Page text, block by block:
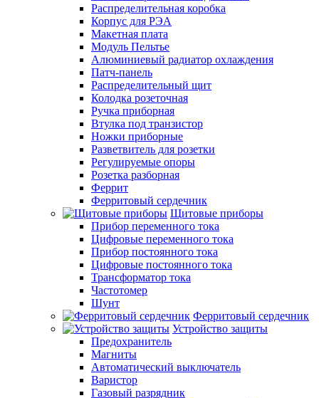
Распределительная коробка
Корпус для РЭА
Макетная плата
Модуль Пельтье
Алюминиевый радиатор охлаждения
Патч-панель
Распределительный щит
Колодка розеточная
Ручка приборная
Втулка под транзистор
Ножки приборные
Разветвитель для розетки
Регулируемые опоры
Розетка разборная
Феррит
Ферритовый сердечник
Щитовые приборы
Прибор переменного тока
Цифровые переменного тока
Прибор постоянного тока
Цифровые постоянного тока
Трансформатор тока
Частотомер
Шунт
Ферритовый сердечник
Устройство защиты
Предохранитель
Магниты
Автоматический выключатель
Варистор
Газовый разрядник